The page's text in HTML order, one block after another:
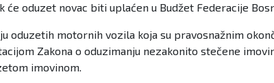
oduzet novac biti uplaćen u Budžet Federacije
oduzetih motornih vozila koja su pravosnažnim
Zakona o oduzimanju nezakonito stečene
imovinom.